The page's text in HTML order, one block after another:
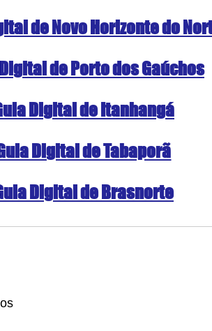
de Novo Horizonte do
de Porto dos Gaúchos
Digital de Itanhangá
Digital de Tabaporã
Digital de Brasnorte